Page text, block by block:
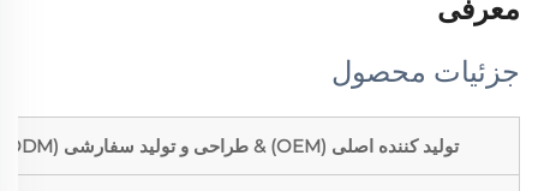
معرفی
جزئیات محصول
تولید کننده اصلی (OEM) & طراحی و تولید سفارشی (ODM)